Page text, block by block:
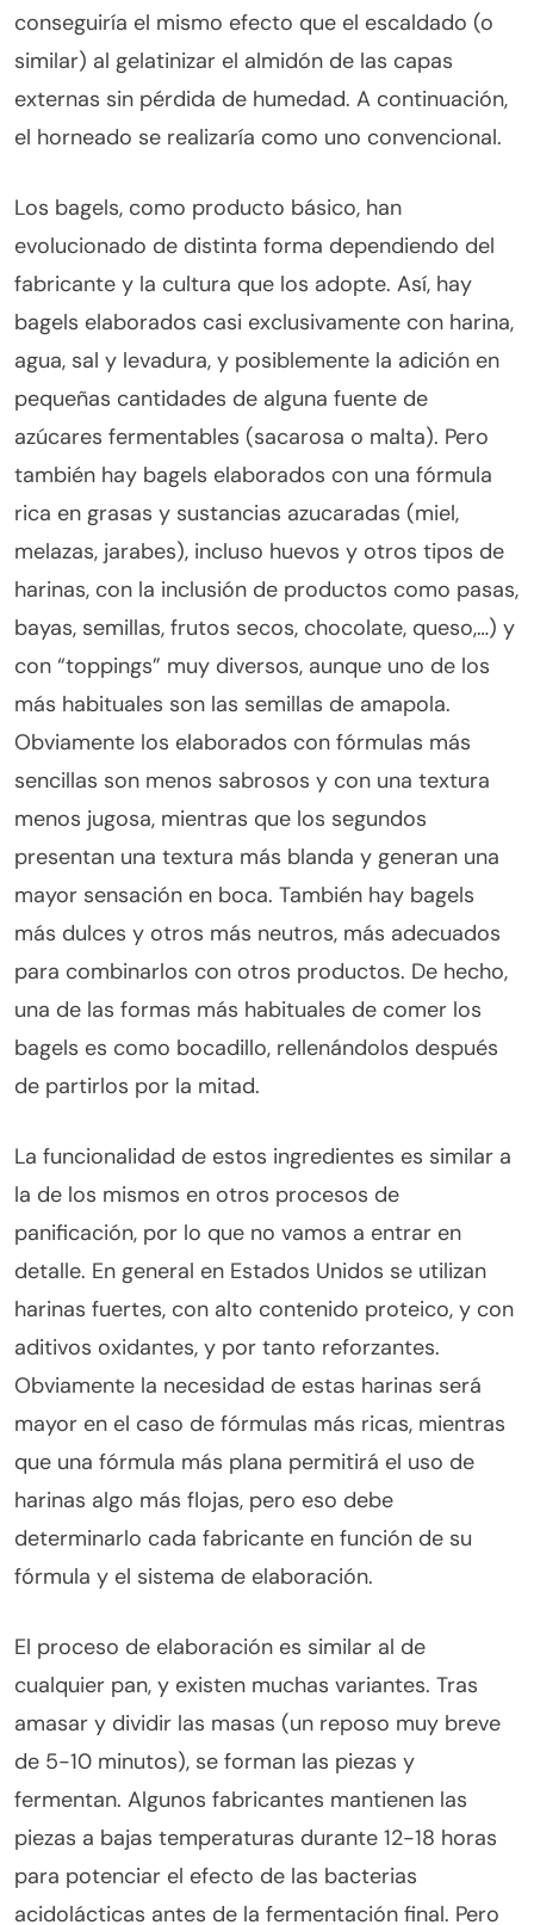
conseguiría el mismo efecto que el escaldado (o
similar) al gelatinizar el almidón de las capas
externas sin pérdida de humedad. A continuación,
el horneado se realizaría como uno convencional.
Los bagels, como producto básico, han
evolucionado de distinta forma dependiendo del
fabricante y la cultura que los adopte. Así, hay
bagels elaborados casi exclusivamente con harina,
agua, sal y levadura, y posiblemente la adición en
pequeñas cantidades de alguna fuente de
azúcares fermentables (sacarosa o malta). Pero
también hay bagels elaborados con una fórmula
rica en grasas y sustancias azucaradas (miel,
melazas, jarabes), incluso huevos y otros tipos de
harinas, con la inclusión de productos como pasas,
bayas, semillas, frutos secos, chocolate, queso,…) y
con “toppings” muy diversos, aunque uno de los
más habituales son las semillas de amapola.
Obviamente los elaborados con fórmulas más
sencillas son menos sabrosos y con una textura
menos jugosa, mientras que los segundos
presentan una textura más blanda y generan una
mayor sensación en boca. También hay bagels
más dulces y otros más neutros, más adecuados
para combinarlos con otros productos. De hecho,
una de las formas más habituales de comer los
bagels es como bocadillo, rellenándolos después
de partirlos por la mitad.
La funcionalidad de estos ingredientes es similar a
la de los mismos en otros procesos de
panificación, por lo que no vamos a entrar en
detalle. En general en Estados Unidos se utilizan
harinas fuertes, con alto contenido proteico, y con
aditivos oxidantes, y por tanto reforzantes.
Obviamente la necesidad de estas harinas será
mayor en el caso de fórmulas más ricas, mientras
que una fórmula más plana permitirá el uso de
harinas algo más flojas, pero eso debe
determinarlo cada fabricante en función de su
fórmula y el sistema de elaboración.
El proceso de elaboración es similar al de
cualquier pan, y existen muchas variantes. Tras
amasar y dividir las masas (un reposo muy breve
de 5-10 minutos), se forman las piezas y
fermentan. Algunos fabricantes mantienen las
piezas a bajas temperaturas durante 12-18 horas
para potenciar el efecto de las bacterias
acidolácticas antes de la fermentación final. Pero